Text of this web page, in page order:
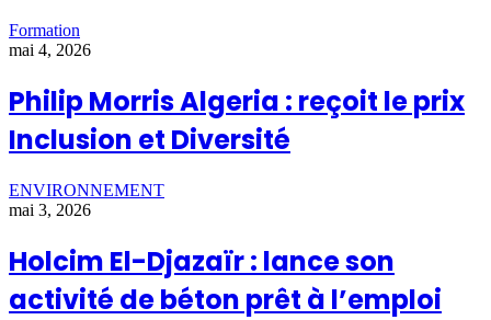
Formation
mai 4, 2026
Philip Morris Algeria : reçoit le prix
Inclusion et Diversité
ENVIRONNEMENT
mai 3, 2026
Holcim El-Djazaïr : lance son
activité de béton prêt à l’emploi